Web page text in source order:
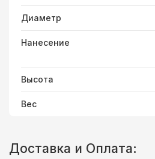
Диаметр
Нанесение
Высота
Вес
Доставка и Оплата: